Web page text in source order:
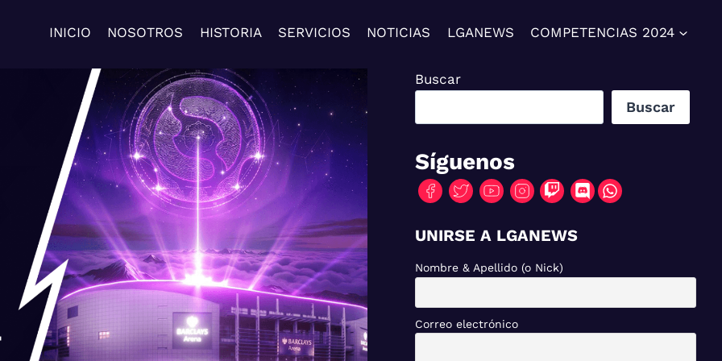
INICIO NOSOTROS HISTORIA SERVICIOS NOTICIAS LGANEWS COMPETENCIAS 2024
Buscar
Buscar
Síguenos
UNIRSE A LGANEWS
Nombre & Apellido (o Nick)
Correo electrónico